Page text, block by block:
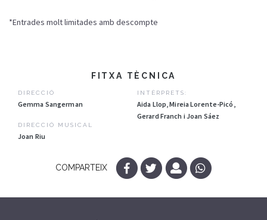
*Entrades molt limitades amb descompte
FITXA TÈCNICA
DIRECCIÓ
Gemma Sangerman
DIRECCIÓ MUSICAL
Joan Riu
INTÈRPRETS:
Aida Llop, Mireia Lorente-Picó,
Gerard Franch i Joan Sáez
COMPARTEIX